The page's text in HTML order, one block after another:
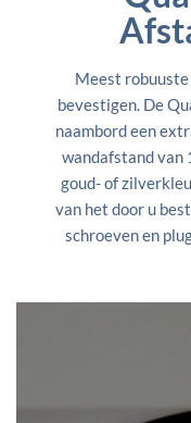
Meest
bevestigen. De
naambord een
wandafstand van
goud- of
van het door u
schroeven en